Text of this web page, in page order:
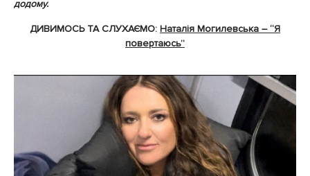
додому.
ДИВИМОСЬ ТА СЛУХАЄМО: Наталія Могилевська – “Я
повертаюсь”